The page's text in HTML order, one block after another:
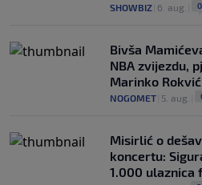
SHOWBIZ 6. aug. 0
Bivša
NBA zvijezdu,
Marinko Rokvić
NOGOMET 5. aug.
Misirlić o
koncertu:
1.000 ulaznica